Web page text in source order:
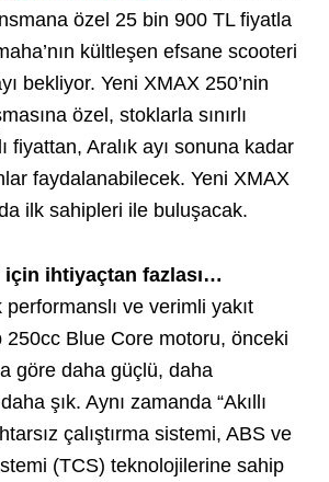
özel 25 bin 900 TL fiyatla
kültleşen efsane scooteri
bekliyor. Yeni XMAX 250’nin
özel, stoklarla sınırlı
fiyattan, Aralık ayı sonuna kadar
faydalanabilecek. Yeni XMAX
ilk sahipleri ile buluşacak.
için ihtiyaçtan fazlası…
performanslı ve verimli yakıt
250cc Blue Core motoru, önceki
göre daha güçlü, daha
şık. Aynı zamanda “Akıllı
çalıştırma sistemi, ABS ve
(TCS) teknolojilerine sahip